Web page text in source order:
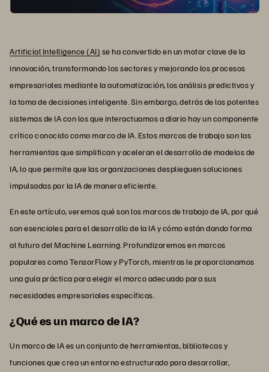
Artificial Intelligence (AI) se ha convertido en un motor clave de la
innovación, transformando los sectores y mejorando los procesos
empresariales mediante la automatización, los análisis predictivos y
la toma de decisiones inteligente. Sin embargo, detrás de los potentes
sistemas de IA con los que interactuamos a diario hay un componente
crítico conocido como marco de IA. Estos marcos de trabajo son las
herramientas que simplifican y aceleran el desarrollo de modelos de
IA, lo que permite que las organizaciones desplieguen soluciones
impulsadas por la IA de manera eficiente.
En este artículo, veremos qué son los marcos de trabajo de IA, por qué
son esenciales para el desarrollo de la IA y cómo están dando forma
al futuro del Machine Learning. Profundizaremos en marcos
populares como TensorFlow y PyTorch, mientras le proporcionamos
una guía práctica para elegir el marco adecuado para sus
necesidades empresariales específicas.
¿Qué es un marco de IA?
Un marco de IA es un conjunto de herramientas, bibliotecas y
funciones que crea un entorno estructurado para desarrollar,